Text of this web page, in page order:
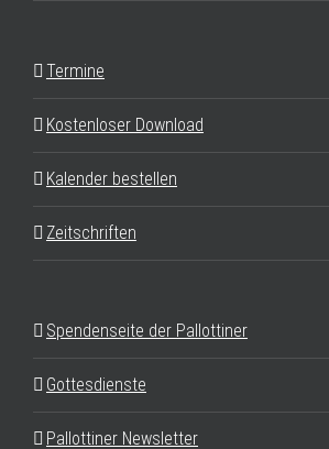
Termine
Kostenloser Download
Kalender bestellen
Zeitschriften
Spendenseite der Pallottiner
Gottesdienste
Pallottiner Newsletter